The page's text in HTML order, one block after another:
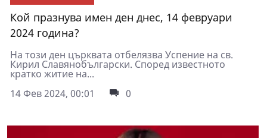
Кой празнува имен ден днес, 14 февруари
2024 година?
На този ден църквата отбелязва Успение на св.
Кирил Славянобългарски. Според известното
кратко житие на...
14 Фев 2024, 00:01
0